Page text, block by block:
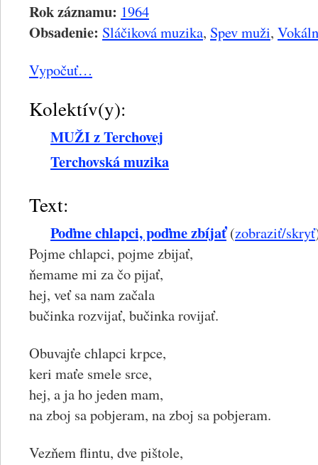
Rok záznamu: 1964
Obsadenie: Sláčiková muzika, Spev muži,
Vypočuť…
Kolektív(y):
MUŽI z Terchovej
Terchovská muzika
Text:
Poďme chlapci, poďme zbíjať(zobraziť/skryť
Pojme chlapci, pojme zbijať,
ňemame mi za čo pijať,
hej, veť sa nam začala
bučinka rozvijať, bučinka rovijať.
Obuvajťe chlapci krpce,
keri maťe smele srce,
hej, a ja ho jeden mam,
na zboj sa pobjeram, na zboj sa pobjeram.
Vezňem flintu, dve pištole,